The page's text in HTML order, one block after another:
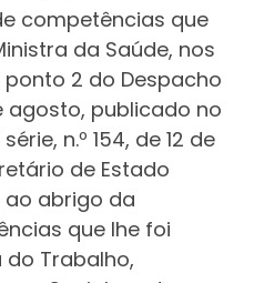
competências que
da Saúde, nos
2 do Despacho
agosto, publicado no
n.º 154, de 12 de
de Estado
ao abrigo da
que lhe foi
Trabalho,